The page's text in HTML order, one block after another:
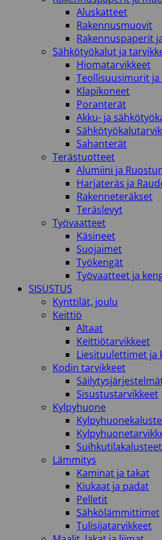
Aluskatteet
Rakennusmuovit
Rakennuspaperit
Sähkötyökalut ja
Hiomatarvikkeet
Teollisuusimurit
Klapikoneet
Poranterät
Akku- ja
Sahanterät
Terästuotteet
Alumiini ja
Harjateräs ja
Rakenneteräkset
Teräslevyt
Työvaatteet
Käsineet
Suojaimet
Työkengät
Työvaatteet ja
SISUSTUS
Kynttilät, joulu
Keittiö
Altaat
Keittiötarvikkeet
Liesituulettimet ja
Kodin tarvikkeet
Sisustustarvikkeet
Kylpyhuone
Suihkutilakalusteet
Lämmitys
Kaminat ja takat
Kiukaat ja padat
Pelletit
Sähkölämmittimet
Tulisijatarvikkeet